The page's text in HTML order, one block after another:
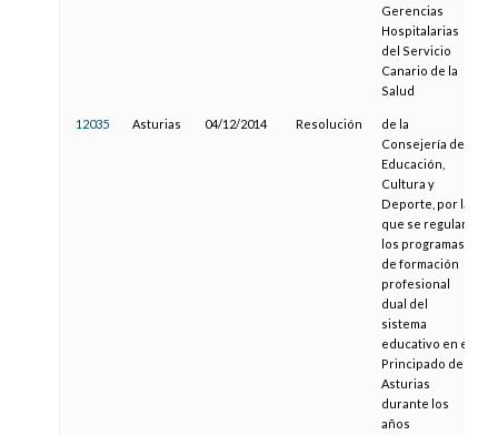
Gerencias
Hospitalarias
del Servicio
Canario de la
Salud
12035 Asturias 04/12/2014 Resolución
de la
Consejería de
Educación,
Cultura y
Deporte, por la
que se regulan
los programas
de formación
profesional
dual del
sistema
educativo en el
Principado de
Asturias
durante los
años